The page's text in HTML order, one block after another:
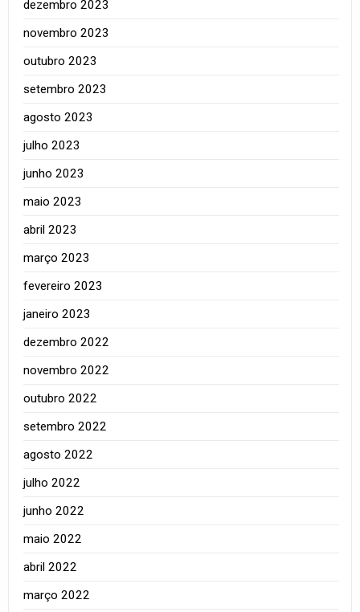
dezembro 2023
novembro 2023
outubro 2023
setembro 2023
agosto 2023
julho 2023
junho 2023
maio 2023
abril 2023
março 2023
fevereiro 2023
janeiro 2023
dezembro 2022
novembro 2022
outubro 2022
setembro 2022
agosto 2022
julho 2022
junho 2022
maio 2022
abril 2022
março 2022